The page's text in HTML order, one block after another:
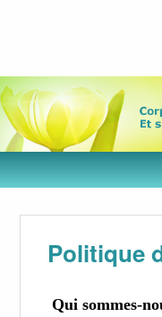
Politique
Qui sommes-